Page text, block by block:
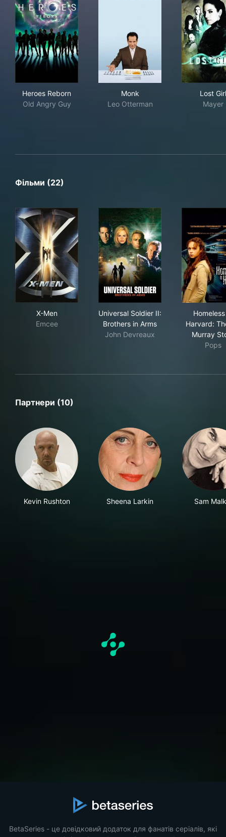
Heroes Reborn
Old Angry Guy
Monk
Leo Otterman
Lost Girl
Mayer
Фільми (22)
X-Men
Emcee
Universal Soldier II:
Brothers in Arms
John Devreaux
Harvard:
Murray
Pops
Партнери (10)
Kevin Rushton Sheena Larkin Sam
BetaSeries - це довідковий додаток для фанатів серіалів, які